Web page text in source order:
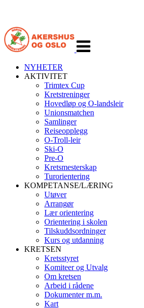
navigasjon
NYHETER
AKTIVITET
Trimtex Cup
Kretstreninger
Hovedløp og O-landsleir
Unionsmatchen
Samlinger
Reiseopplegg
O-Troll-leir
Ski-O
Pre-O
Kretsmesterskap
Turorientering
KOMPETANSE/LÆRING
Utøver
Arrangør
Lær orientering
Orientering i skolen
Tilskuddsordninger
Kurs og utdanning
KRETSEN
Kretsstyret
Komiteer og Utvalg
Om kretsen
Arbeid i rådene
Dokumenter m.m.
Kart